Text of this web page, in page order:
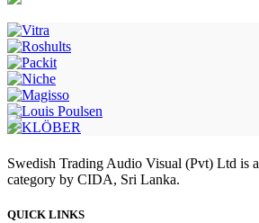
Swedish Trading Audio Visual (Pvt) Ltd is
category by CIDA, Sri Lanka.
QUICK LINKS